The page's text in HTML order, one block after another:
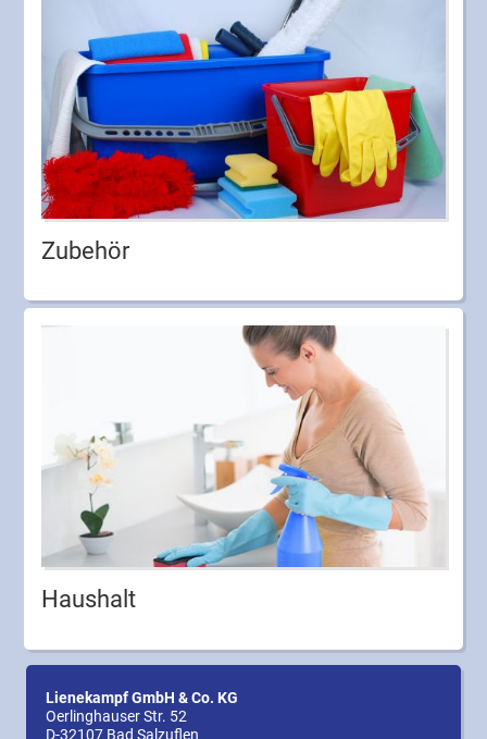
Zubehör
Haushalt
Lienekampf GmbH & Co. KG
Oerlinghauser Str. 52
D-32107 Bad Salzuflen